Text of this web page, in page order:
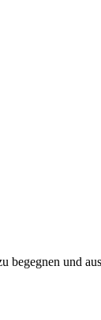
begegnen und